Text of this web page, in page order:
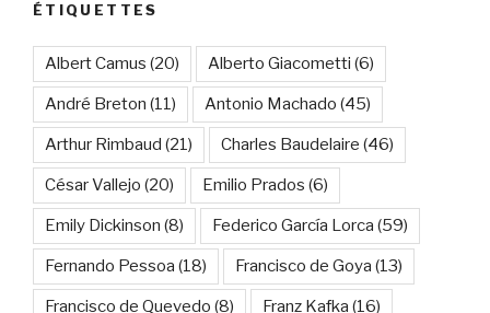
ÉTIQUETTES
Albert Camus (20) Alberto Giacometti (6)
André Breton (11) Antonio Machado (45)
Arthur Rimbaud (21) Charles Baudelaire (46)
César Vallejo (20) Emilio Prados (6)
Emily Dickinson (8) Federico García Lorca (59)
Fernando Pessoa (18) Francisco de Goya (13)
Francisco de Quevedo (8) Franz Kafka (16)